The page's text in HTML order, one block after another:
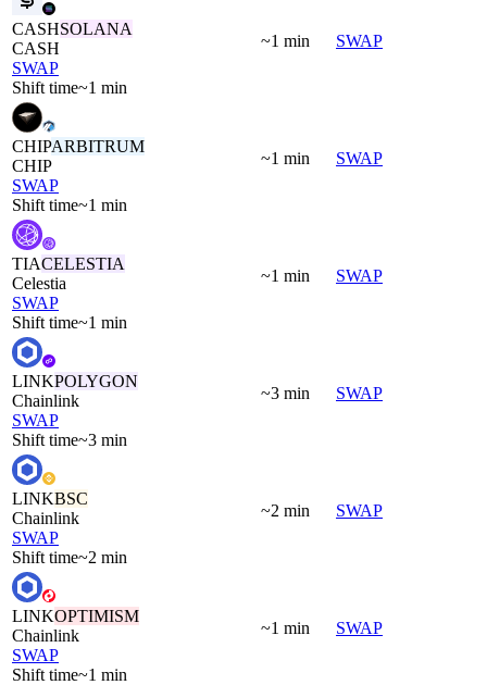
CASHSOLANA
CASH
SWAP
Shift time~1 min
~1 min SWAP
CHIPARBITRUM
CHIP
SWAP
Shift time~1 min
~1 min SWAP
TIACELESTIA
Celestia
SWAP
Shift time~1 min
~1 min SWAP
LINKPOLYGON
Chainlink
SWAP
Shift time~3 min
~3 min SWAP
LINKBSC
Chainlink
SWAP
Shift time~2 min
~2 min SWAP
LINKOPTIMISM
Chainlink
SWAP
Shift time~1 min
~1 min SWAP